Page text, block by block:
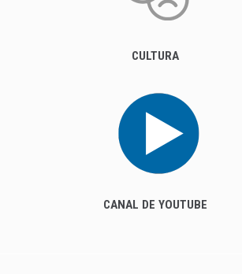
CULTURA
CANAL DE YOUTUBE